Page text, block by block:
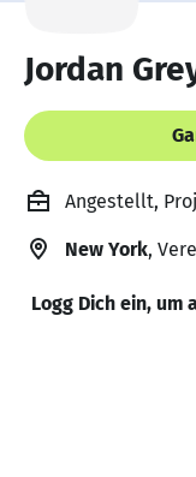
Jordan
Angestellt,
New York,
Logg Dich ein, um